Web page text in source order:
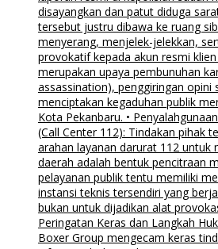
disayangkan dan patut diduga
tersebut justru dibawa ke ruang
menyerang, menjelek-jelekkan,
provokatif kepada akun resmi
merupakan upaya pembunuhan
assassination), penggiringan opini
menciptakan kegaduhan publik
Kota Pekanbaru. •
(Call Center 112): Tindakan pihak
arahan layanan darurat 112 untuk
daerah adalah bentuk pencitraan
pelayanan publik tentu memiliki
instansi teknis tersendiri yang
bukan untuk dijadikan alat
Peringatan Keras dan Langkah
Boxer Group mengecam keras